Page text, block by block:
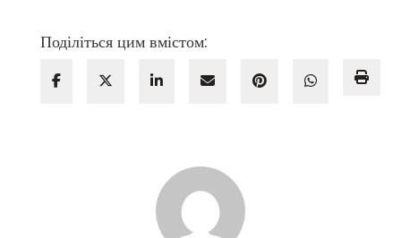
Поділіться цим вмістом: